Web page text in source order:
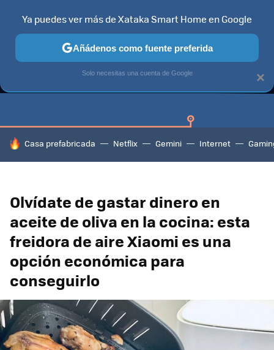
GUÍAS DE COMPRA CAZANDO GANGAS OFERTAS EN
HOY SE HABLA DE
Casa prefabricada Netflix Gemini Internet
Olvídate de gastar dinero en
aceite de oliva en la cocina: esta
freidora de aire Xiaomi es una
opción económica para
conseguirlo
×
Ya puedes ver más de Xataka Smart Home en Google
Añádenos como fuente preferida
Solo necesitas una cuenta de Google